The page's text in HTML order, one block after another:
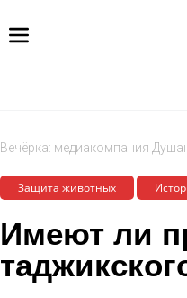
Вечёрка: медиакомпания
Защита животных
Имеют ли